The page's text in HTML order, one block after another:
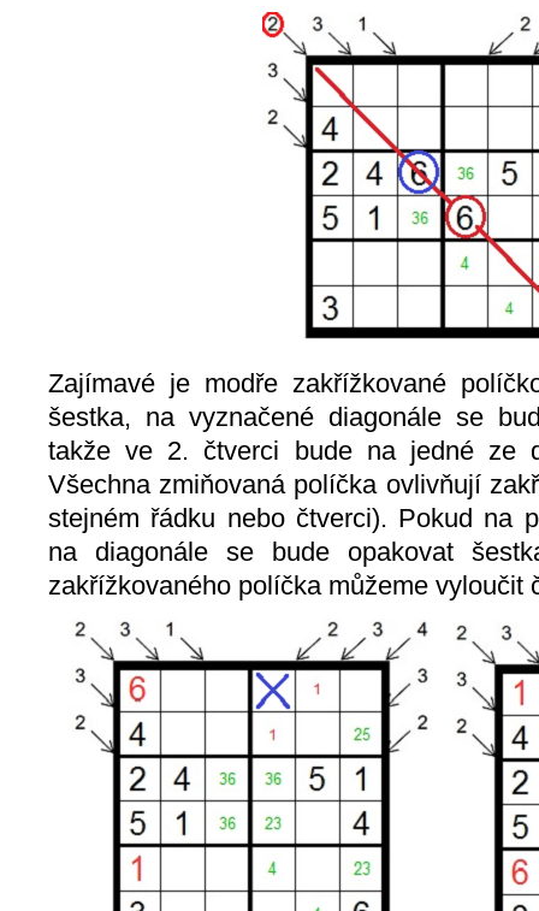
Zajímavé je modře zakřížkované
šestka, na vyznačené diagonále se
takže ve 2. čtverci bude na jedné ze
Všechna zmiňovaná políčka ovlivňují
stejném řádku nebo čtverci). Pokud na
na diagonále se bude opakovat
zakřížkovaného políčka můžeme vyloučit